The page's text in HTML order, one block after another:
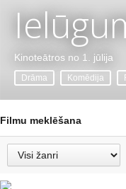
Kinoteātros no 1. jūlija
Drāma Komēdija
Filmu meklēšana